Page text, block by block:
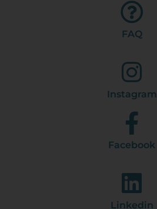
FAQ
Instagram
Facebook
Linkedin